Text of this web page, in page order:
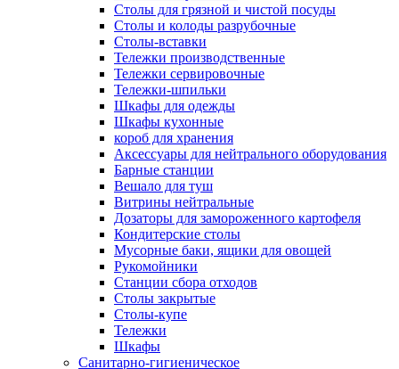
Столы для грязной и чистой посуды
Столы и колоды разрубочные
Столы-вставки
Тележки производственные
Тележки сервировочные
Тележки-шпильки
Шкафы для одежды
Шкафы кухонные
короб для хранения
Аксессуары для нейтрального оборудования
Барные станции
Вешало для туш
Витрины нейтральные
Дозаторы для замороженного картофеля
Кондитерские столы
Мусорные баки, ящики для овощей
Рукомойники
Станции сбора отходов
Столы закрытые
Столы-купе
Тележки
Шкафы
Санитарно-гигиеническое